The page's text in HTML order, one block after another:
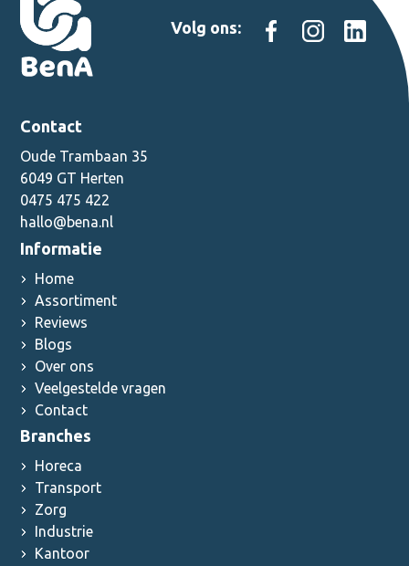
Volg ons:
Contact
Oude Trambaan 35
6049 GT Herten
0475 475 422
hallo@bena.nl
Informatie
Home
Assortiment
Reviews
Blogs
Over ons
Veelgestelde vragen
Contact
Branches
Horeca
Transport
Zorg
Industrie
Kantoor